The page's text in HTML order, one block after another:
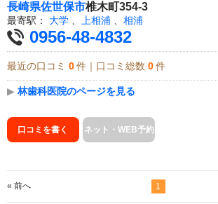
長崎県佐世保市椎木町354-3
最寄駅： 大学 、 上相浦 、 相浦
0956-48-4832
最近の口コミ 0 件｜口コミ総数 0 件
▶ 林歯科医院のページを見る
口コミを書く ネット・WEB予約
« 前へ 1